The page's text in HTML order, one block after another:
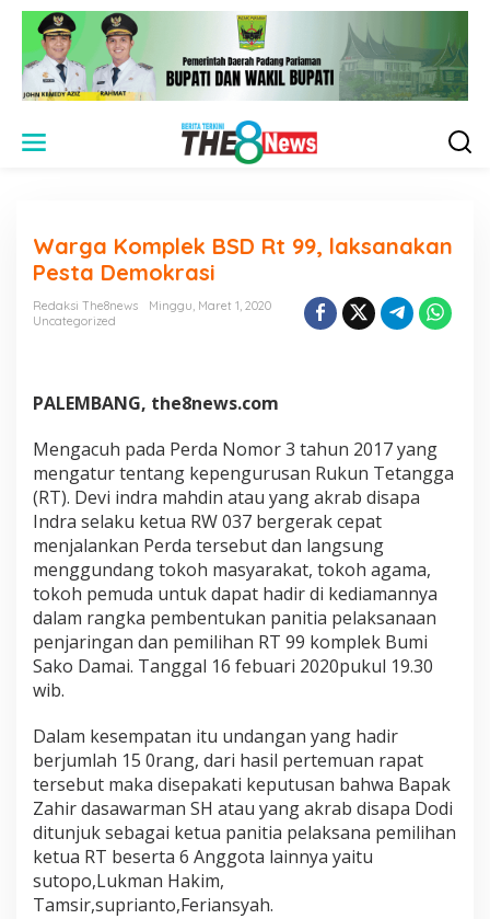
Warga Komplek BSD Rt 99, laksanakan
Pesta Demokrasi
Redaksi The8news
Minggu, Maret 1, 2020
Uncategorized
PALEMBANG, the8news.com
Mengacuh pada Perda Nomor 3 tahun 2017 yang
mengatur tentang kepengurusan Rukun Tetangga
(RT). Devi indra mahdin atau yang akrab disapa
Indra selaku ketua RW 037 bergerak cepat
menjalankan Perda tersebut dan langsung
menggundang tokoh masyarakat, tokoh agama,
tokoh pemuda untuk dapat hadir di kediamannya
dalam rangka pembentukan panitia pelaksanaan
penjaringan dan pemilihan RT 99 komplek Bumi
Sako Damai. Tanggal 16 febuari 2020pukul 19.30
wib.
Dalam kesempatan itu undangan yang hadir
berjumlah 15 0rang, dari hasil pertemuan rapat
tersebut maka disepakati keputusan bahwa Bapak
Zahir dasawarman SH atau yang akrab disapa Dodi
ditunjuk sebagai ketua panitia pelaksana pemilihan
ketua RT beserta 6 Anggota lainnya yaitu
sutopo,Lukman Hakim,
Tamsir,suprianto,Feriansyah.